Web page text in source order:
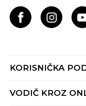
KORISNIČKA
Provjeri status
VODIČ KROZ